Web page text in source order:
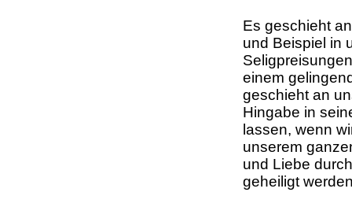
Es geschieht
und Beispiel in
einem
geschieht an
Hingabe in
lassen, wenn
unserem
und Liebe
geheiligt